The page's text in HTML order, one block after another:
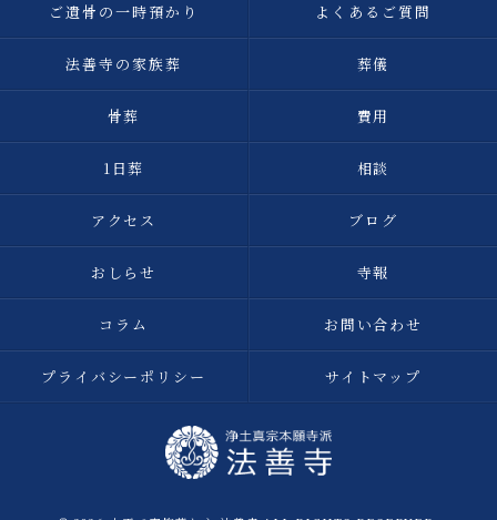
ご遺骨の一時預かり よくあるご質問
法善寺の家族葬 葬儀
骨葬 費用
1日葬 相談
アクセス ブログ
おしらせ 寺報
コラム お問い合わせ
プライバシーポリシー サイトマップ